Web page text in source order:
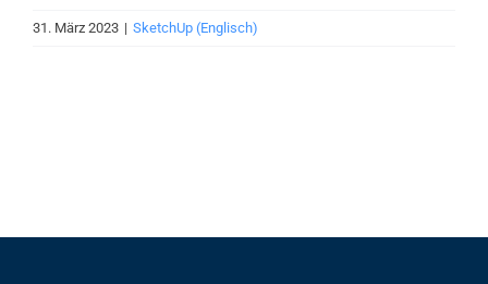
31. März 2023 | SketchUp (Englisch)